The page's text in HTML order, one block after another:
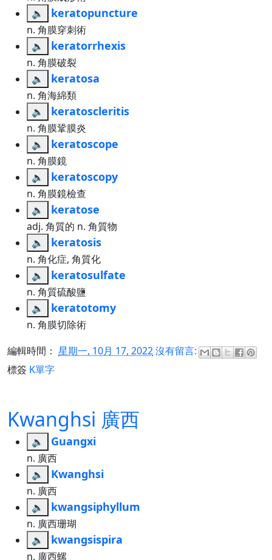
🔈
keratopuncture
n. 角膜穿刺術
🔈
keratorrhexis
n. 角膜破裂
🔈
keratosa
n. 角海綿類
🔈
keratoscleritis
n. 角膜鞏膜炎
🔈
keratoscope
n. 角膜鏡
🔈
keratoscopy
n. 角膜鏡檢查
🔈
keratose
adj. 角質的 n. 角質物
🔈
keratosis
n. 角化症, 角質化
🔈
keratosulfate
n. 角質硫酸鹽
🔈
keratotomy
n. 角膜切除術
編輯時間： 星期一, 10月 17, 2022沒有留言:
標簽 K單字
Kwanghsi 廣西
🔈 Guangxi
n. 廣西
🔈
Kwanghsi
n. 廣西
🔈
kwangsiphyllum
n. 廣西珊瑚
🔈
kwangsispira
n. 廣西螺